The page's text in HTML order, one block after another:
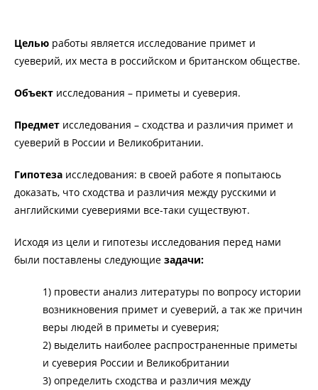
Целью работы является исследование примет и
суеверий, их места в российском и британском обществе.
Объект исследования – приметы и суеверия.
Предмет исследования – сходства и различия примет и
суеверий в России и Великобритании.
Гипотеза исследования: в своей работе я попытаюсь
доказать, что сходства и различия между русскими и
английскими суевериями все-таки существуют.
Исходя из цели и гипотезы исследования перед нами
были поставлены следующие задачи:
1) провести анализ литературы по вопросу истории
возникновения примет и суеверий, а так же причин
веры людей в приметы и суеверия;
2) выделить наиболее распространенные приметы
и суеверия России и Великобритании
3) определить сходства и различия между